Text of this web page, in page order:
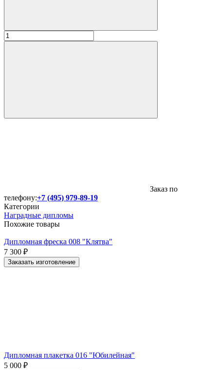
Заказ по
телефону:+7 (495) 979-89-19
Категории
Наградные дипломы
Похожие товары
Дипломная фреска 008 "Клятва"
7 300 ₽
Заказать изготовление
Дипломная плакетка 016 "Юбилейная"
5 000 ₽